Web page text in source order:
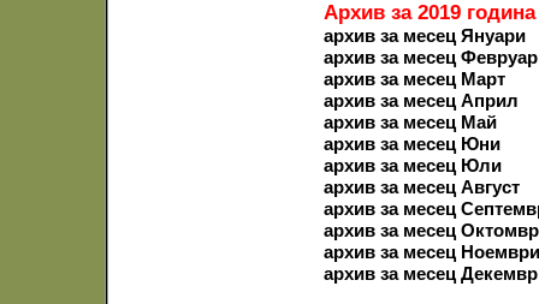
Архив за 2019 година
архив за месец Януари
архив за месец
архив за месец Март
архив за месец Април
архив за месец Май
архив за месец Юни
архив за месец Юли
архив за месец Август
архив за месец
архив за месец
архив за месец Ноември
архив за месец